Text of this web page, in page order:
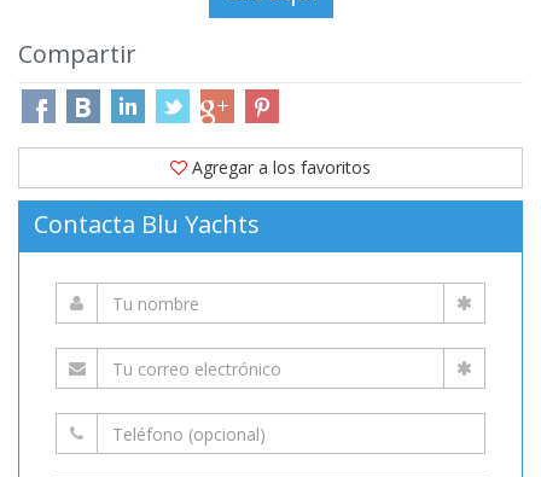
Compartir
Agregar a los favoritos
Contacta Blu Yachts